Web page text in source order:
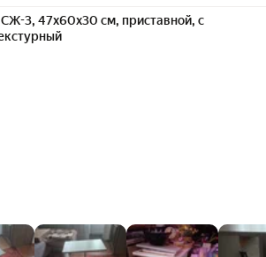
3, 47х60х30 см, приставной, с